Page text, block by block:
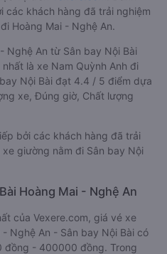
khách hàng đã trải nghiệm
Hoàng Mai - Nghệ An.
Nghệ An từ Sân bay Nội Bài
là xe Nam Quỳnh Anh đi
Nội Bài đạt 4.4 / 5 điểm dựa
xe, Đúng giờ, Chất lượng
bởi các khách hàng đã trải
giường nằm đi Sân bay Nội
Hoàng Mai - Nghệ An
của Vexere.com, giá vé xe
Nghệ An - Sân bay Nội Bài có
- 400000 đồng. Trong